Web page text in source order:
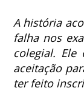
A história
falha nos
colegial. Ele
aceitação
ter feito